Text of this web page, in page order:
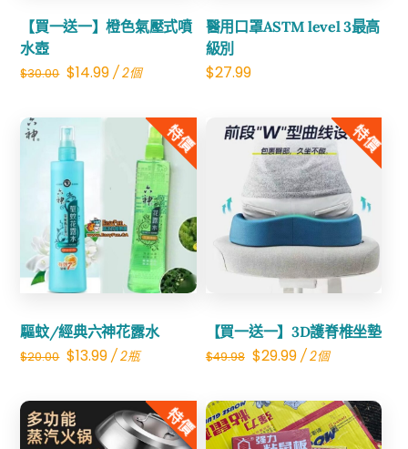
【買一送一】橙色氣壓式噴
水壺
$30.00 Original
was:
$30.00.
$14.99Current
$14.99.
/ 2個
醫用口罩ASTM level 3最高
級別
$27.99
特價
驅蚊/經典六神花露水
$20.00 Original
was:
$20.00.
$13.99Current
is:
$13.99.
/ 2瓶
Share
特價
【買一送一】3D護脊椎坐墊
$49.98 Original
was:
$49.98.
$29.99Current
is:
$29.99.
/ 2個
特價